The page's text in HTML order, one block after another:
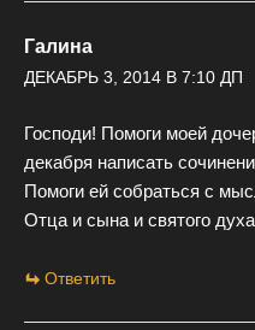
Галина
ДЕКАБРЬ 3, 2014 В 7:10 ДП
Господи! Помоги моей
декабря написать
Помоги ей собраться с
Отца и сына и святого
Ответить